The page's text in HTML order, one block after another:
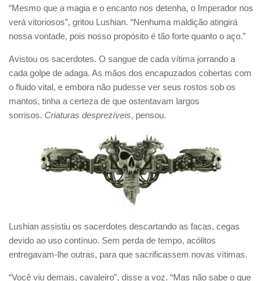
“Mesmo que a magia e o encanto nos detenha, o Imperador nos
verá vitoriosos”, gritou Lushian. “Nenhuma maldição atingirá
nossa vontade, pois nosso propósito é tão forte quanto o aço.”
Avistou os sacerdotes. O sangue de cada vítima jorrando a
cada golpe de adaga. As mãos dos encapuzados cobertas com
o fluido vital, e embora não pudesse ver seus rostos sob os
mantos, tinha a certeza de que ostentavam largos
sorrisos. Criaturas desprezíveis, pensou.
Lushian assistiu os sacerdotes descartando as facas, cegas
devido ao uso contínuo. Sem perda de tempo, acólitos
entregavam-lhe outras, para que sacrificassem novas vítimas.
“Você viu demais, cavaleiro”, disse a voz. “Mas não sabe o que